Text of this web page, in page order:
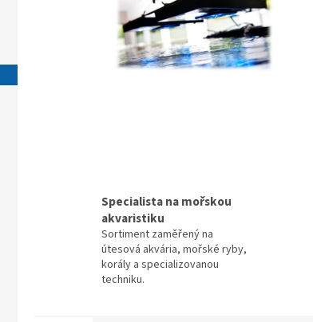
Specialista na mořskou
akvaristiku
Sortiment zaměřený na
útesová akvária, mořské ryby,
korály a specializovanou
techniku.